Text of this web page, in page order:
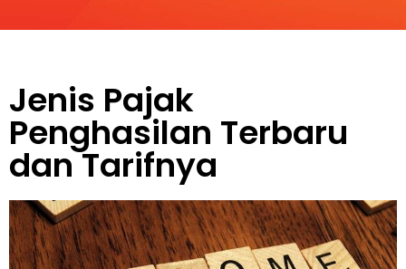
Jenis Pajak
Penghasilan Terbaru
dan Tarifnya